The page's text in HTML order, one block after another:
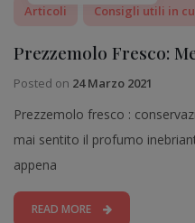
Articoli
Consigli utili in
Prezzemolo Fresco:
Posted on 24 Marzo 2021
Prezzemolo fresco :
mai sentito il profumo
appena
READ MORE